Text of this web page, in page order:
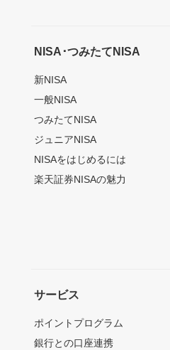
NISA･つみたてNISA
新NISA
一般NISA
つみたてNISA
ジュニアNISA
NISAをはじめるには
楽天証券NISAの魅力
サービス
ポイントプログラム
銀行との口座連携